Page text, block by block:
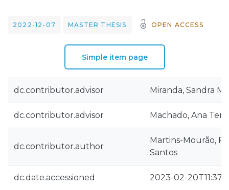
2022-12-07 MASTER THESIS OPEN ACCESS
Simple item page
dc.contributor.advisor Miranda, Sandra
dc.contributor.advisor Machado, Ana
dc.contributor.author
Martins-Mourão,
Santos
dc.date.accessioned 2023-02-